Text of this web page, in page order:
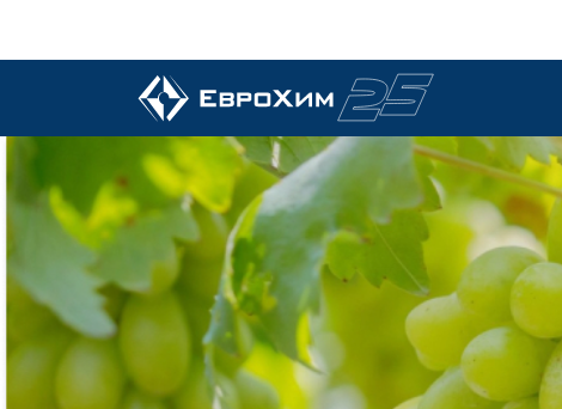
ჩვენი სასუქები
ჩვენ შესახებ
ჩვენი შესაძლებლობები
ხარისხი ბაზრის ლიდერისგან
ზრუნვა ეკოლოგიაზე
ახალი ამბები და მოვლენები
ჩვენი საკონტაქტო ინფორმაცია